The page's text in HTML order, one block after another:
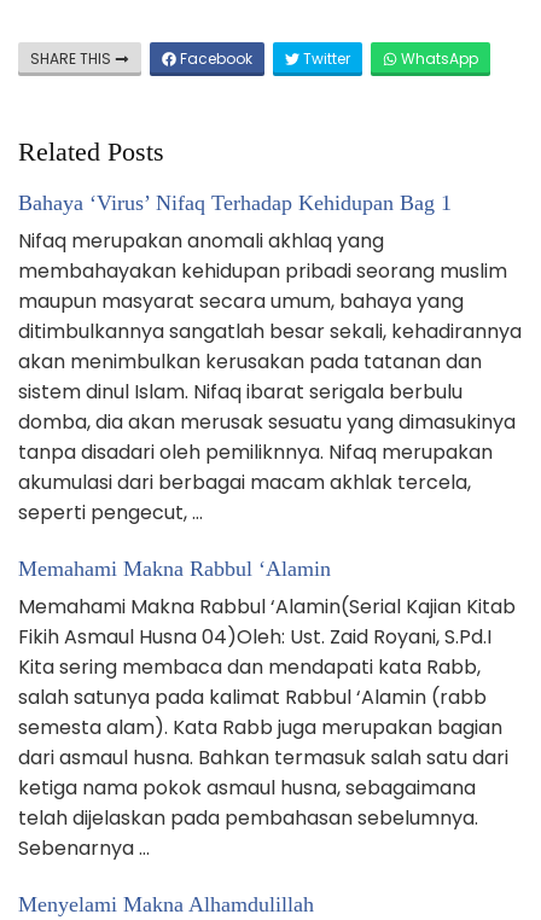
SHARE THIS Facebook Twitter WhatsApp
Related Posts
Bahaya ‘Virus’ Nifaq Terhadap Kehidupan Bag 1
Nifaq merupakan anomali akhlaq yang
membahayakan kehidupan pribadi seorang muslim
maupun masyarat secara umum, bahaya yang
ditimbulkannya sangatlah besar sekali, kehadirannya
akan menimbulkan kerusakan pada tatanan dan
sistem dinul Islam. Nifaq ibarat serigala berbulu
domba, dia akan merusak sesuatu yang dimasukinya
tanpa disadari oleh pemiliknnya. Nifaq merupakan
akumulasi dari berbagai macam akhlak tercela,
seperti pengecut, …
Memahami Makna Rabbul ‘Alamin
Memahami Makna Rabbul ‘Alamin(Serial Kajian Kitab
Fikih Asmaul Husna 04)Oleh: Ust. Zaid Royani, S.Pd.I
Kita sering membaca dan mendapati kata Rabb,
salah satunya pada kalimat Rabbul ‘Alamin (rabb
semesta alam). Kata Rabb juga merupakan bagian
dari asmaul husna. Bahkan termasuk salah satu dari
ketiga nama pokok asmaul husna, sebagaimana
telah dijelaskan pada pembahasan sebelumnya.
Sebenarnya …
Menyelami Makna Alhamdulillah